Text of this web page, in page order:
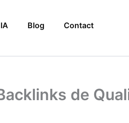
IA Blog Contact
de